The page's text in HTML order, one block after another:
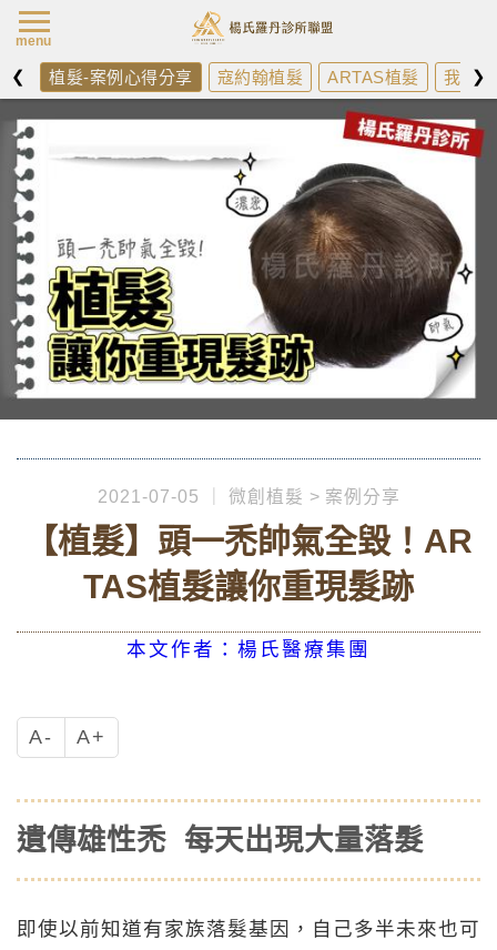
❮ 植髮-案例心得分享 寇約翰植髮 ARTAS植髮 我需❯
2021-07-05 微創植髮 案例分享
【植髮】頭一禿帥氣全毀！AR
TAS植髮讓你重現髮跡
本文作者：楊氏醫療集團
A- A+
遺傳雄性禿 每天出現大量落髮
即使以前知道有家族落髮基因，自己多半未來也可
menu